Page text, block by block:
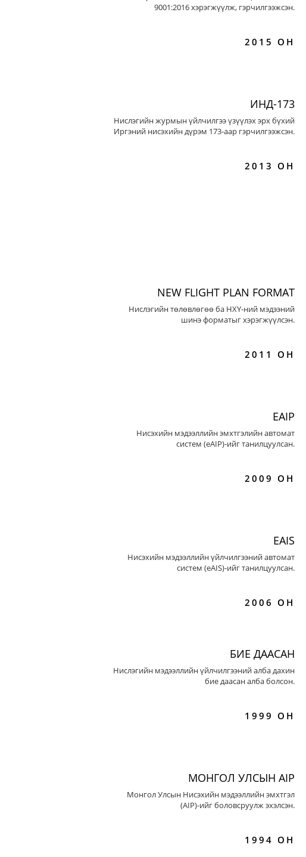
9001:2016 хэрэгжүүлж, гэрчилгээжсэн.
2015 ОН
ИНД-173
Нислэгийн журмын үйлчилгээ үзүүлэх эрх бүхий
Иргэний нисэхийн дүрэм 173-аар гэрчилгээжсэн.
2013 ОН
NEW FLIGHT PLAN FORMAT
Нислэгийн төлөвлөгөө ба НХҮ-ний мэдээний
шинэ форматыг хэрэгжүүлсэн.
2011 ОН
EAIP
Нисэхийн мэдээллийн эмхтгэлийн автомат
систем (eAIP)-ийг танилцуулсан.
2009 ОН
EAIS
Нисэхийн мэдээллийн үйлчилгээний автомат
систем (eAIS)-ийг танилцуулсан.
2006 ОН
БИЕ ДААСАН
Нислэгийн мэдээллийн үйлчилгээний алба дахин
бие даасан алба болсон.
1999 ОН
МОНГОЛ УЛСЫН AIP
Монгол Улсын Нисэхийн мэдээллийн эмхтгэл
(AIP)-ийг боловсруулж эхэлсэн.
1994 ОН